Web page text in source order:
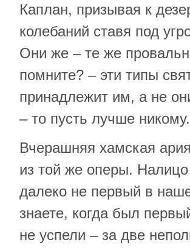
Каплан, призывая к
колебаний ставя под
Они же – те же
помните? – эти типы
принадлежит им, а не
– то пусть лучше
Вчерашняя хамская
из той же оперы. Налицо
далеко не первый в
знаете, когда был
не успели – за две